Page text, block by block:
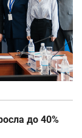
до 40%